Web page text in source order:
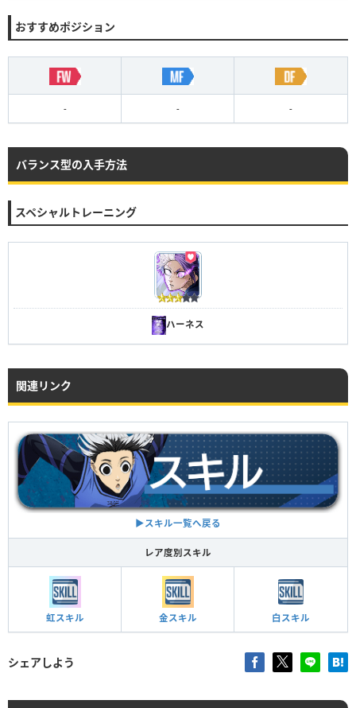
おすすめポジション
- - -
バランス型の入手方法
スペシャルトレーニング
ハーネス
関連リンク
▶︎スキル一覧へ戻る
レア度別スキル
虹スキル 金スキル 白スキル
シェアしよう